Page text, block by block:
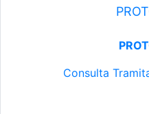
Consulta